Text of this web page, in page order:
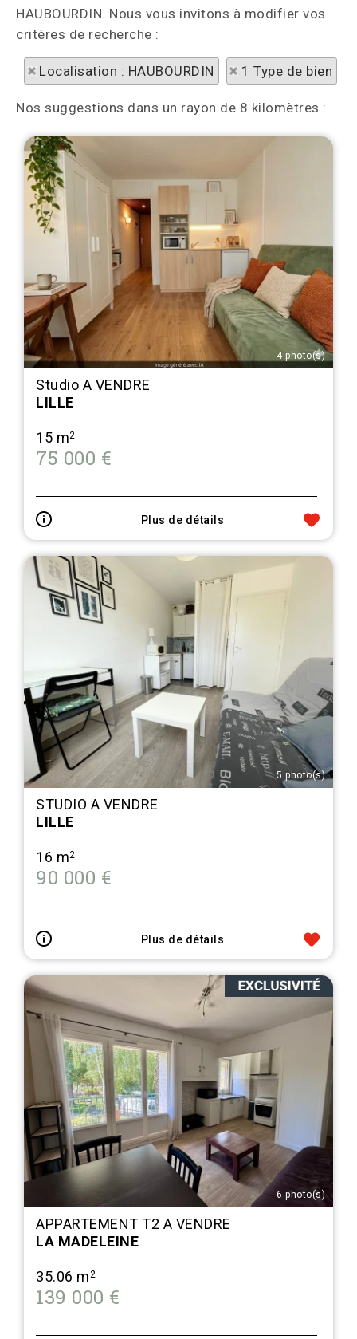
HAUBOURDIN. Nous vous invitons à modifier vos
critères de recherche :
Localisation : HAUBOURDIN 1 Type de bien
Nos suggestions dans un rayon de 8 kilomètres :
4 photo(s)
Studio A VENDRE
LILLE
15 m2
75 000 €
Plus de détails
5 photo(s)
STUDIO A VENDRE
LILLE
16 m2
90 000 €
Plus de détails
6 photo(s)
APPARTEMENT T2 A VENDRE
LA MADELEINE
35.06 m2
139 000 €